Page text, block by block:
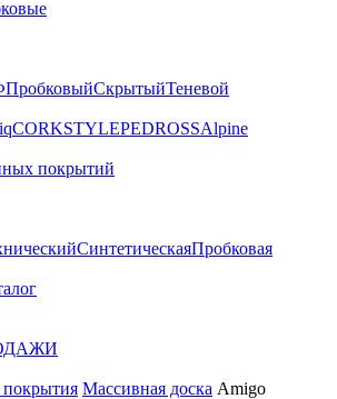
ПробковыйСкрытыйТеневой
CORKSTYLEPEDROSSAlpine
покрытий
СинтетическаяПробковая
Массивная доска Amigo